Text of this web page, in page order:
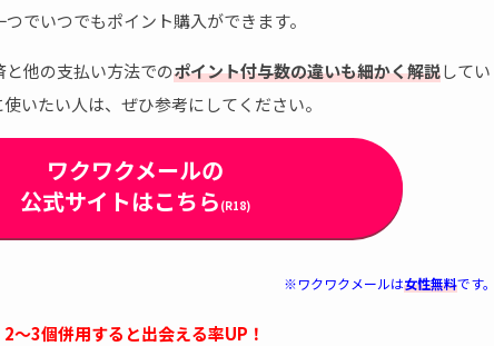
でいつでもポイント購入ができます。
他の支払い方法でのポイント付与数の違いも細かく解説してい
いたい人は、ぜひ参考にしてください。
ワクワクメールの
公式サイトはこちら (R18)
※ワクワクメールは女性無料です。
2～3個併用すると出会える率UP！